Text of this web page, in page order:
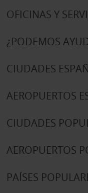
OFICINAS Y
¿PODEMOS
CIUDADES
AEROPUERTOS
CIUDADES
AEROPUERTOS
PAÍSES